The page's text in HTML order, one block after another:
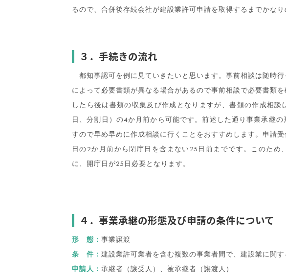
るので、合併後存続会社が建設業許可申請を取得するまでかなり
３．手続きの流れ
都知事認可を例に見ていきたいと思います。事前相談は随時
によって必要書類が異なる場合があるので事前相談で必要書類
したら後は書類の収集及び作成となりますが、書類の作成相
日、分割日）の4か月前から可能です。前述した通り事業承継
すので早め早めに作成相談に行くことをおすすめします。申請
日の2か月前から閉庁日を含まない25日前までです。このため
に、開庁日が25日必要となります。
４．事業承継の形態及び申請の条件について
形 態： 事業譲渡
条 件： 建設業許可業者を含む複数の事業者間で、建設業に関
申請人： 承継者（譲受人）、被承継者（譲渡人）